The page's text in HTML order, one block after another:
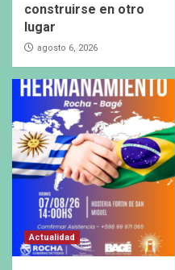
construirse en otro
lugar
agosto 6, 2026
Actualidad